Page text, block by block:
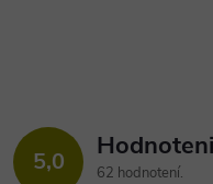
5,0
62 hodnotení